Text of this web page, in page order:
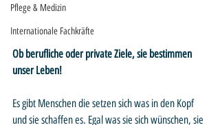
Pflege & Medizin
Internationale Fachkräfte
Ob berufliche oder private Ziele, sie bestimmen
unser Leben!
Es gibt Menschen die setzen sich was in den Kopf
und sie schaffen es. Egal was sie sich wünschen, sie